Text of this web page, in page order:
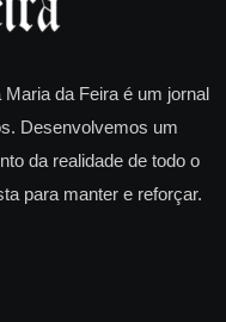
da Feira é um jornal
Desenvolvemos um
da realidade de todo o
para manter e reforçar.